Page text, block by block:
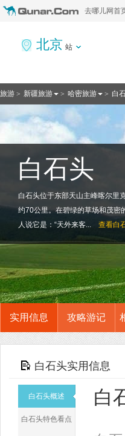
去哪儿网首
北京 站
旅游 > 新疆旅游 > 哈密旅游 > 白
白石头
白石头位于东部天山主峰喀尔里
约70公里。在碧绿的草场和茂密
人说它是：“天外来客...
查看白
实用信息 攻略游记
白石头实用信息
白石头概述
白石头特色看点
白